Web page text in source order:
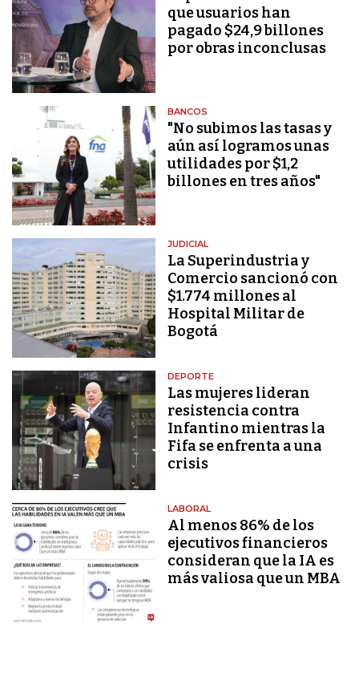
que usuarios han
pagado $24,9 billones
por obras inconclusas
BANCOS
"No subimos las tasas y
aún así logramos unas
utilidades por $1,2
billones en tres años"
JUDICIAL
La Superindustria y
Comercio sancionó con
$1.774 millones al
Hospital Militar de
Bogotá
DEPORTE
Las mujeres lideran
resistencia contra
Infantino mientras la
Fifa se enfrenta a una
crisis
LABORAL
Al menos 86% de los
ejecutivos financieros
consideran que la IA es
más valiosa que un MBA